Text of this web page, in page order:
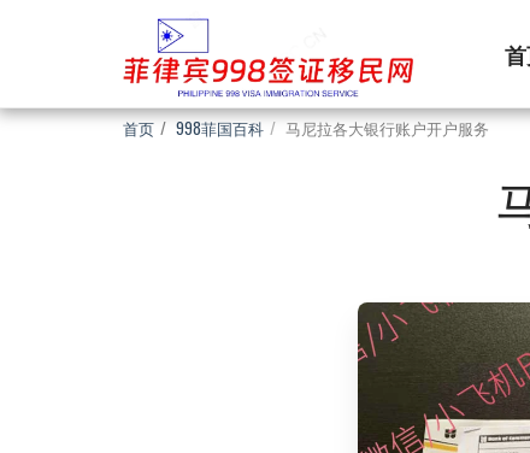
首页 998菲国百科 马尼拉各大银行账户开户服务